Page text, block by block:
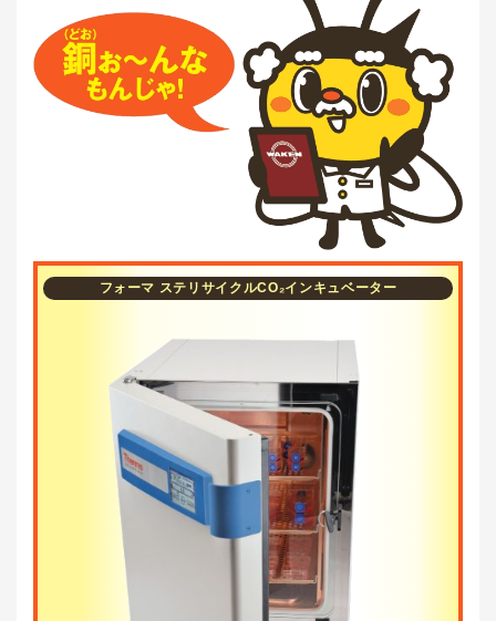
フォーマ ステリサイクルCO₂インキュベーター